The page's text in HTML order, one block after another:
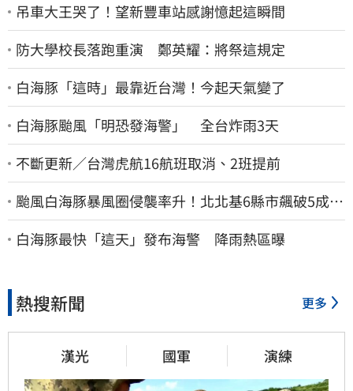
吊車大王哭了！望新豐車站感謝憶起這瞬間
防大學校長落跑重演 鄭英耀：將祭這規定
白海豚「這時」最靠近台灣！今起天氣變了
白海豚颱風「明恐發海警」 全台炸雨3天
不斷更新／台灣虎航16航班取消、2班提前
颱風白海豚暴風圈侵襲率升！北北基6縣市飆破5成
1縣市「最高達67%」
白海豚最快「這天」發布海警 降雨熱區曝
熱搜新聞 更多
漢光 國軍 演練